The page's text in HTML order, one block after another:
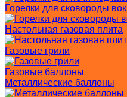
Горелки для сковороды вок
Настольная газовая плита
Газовые грили
Газовые баллоны
Металлические баллоны